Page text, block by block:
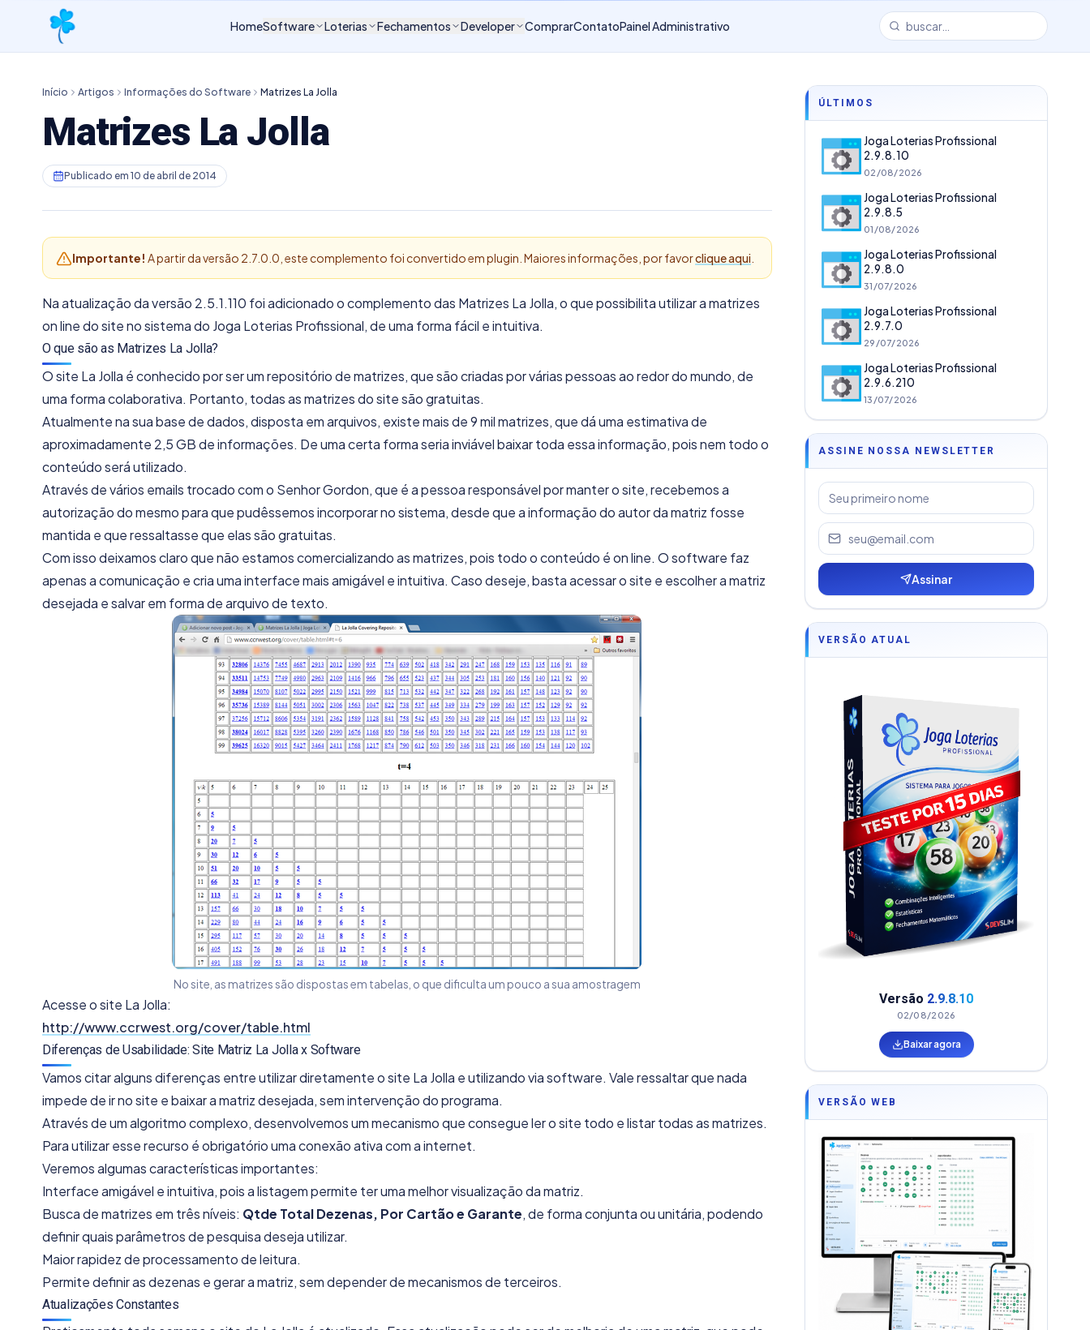
HomeSoftware Loterias Fechamentos Developer ComprarContatoPainel Administrativo
Início Artigos Informações do Software Matrizes La Jolla
Matrizes La Jolla
Publicado em 10 de abril de 2014
Importante! A partir da versão 2.7.0.0, este complemento foi convertido em plugin. Maiores informações, por favorclique aqui
Na atualização da versão 2.5.1.110 foi adicionado o complemento das Matrizes La Jolla, o que possibilita utilizar a matrizes
on line do site no sistema do Joga Loterias Profissional, de uma forma fácil e intuitiva.
O que são as Matrizes La Jolla?
O site La Jolla é conhecido por ser um repositório de matrizes, que são criadas por várias pessoas ao redor do mundo, de
uma forma colaborativa. Portanto, todas as matrizes do site são gratuitas.
Atualmente na sua base de dados, disposta em arquivos, existe mais de 9 mil matrizes, que dá uma estimativa de
aproximadamente 2,5 GB de informações. De uma certa forma seria inviável baixar toda essa informação, pois nem todo o
conteúdo será utilizado.
Através de vários emails trocado com o Senhor Gordon, que é a pessoa responsável por manter o site, recebemos a
autorização do mesmo para que pudêssemos incorporar no sistema, desde que a informação do autor da matriz fosse
mantida e que ressaltasse que elas são gratuitas.
Com isso deixamos claro que não estamos comercializando as matrizes, pois todo o conteúdo é on line. O software faz
apenas a comunicação e cria uma interface mais amigável e intuitiva. Caso deseje, basta acessar o site e escolher a matriz
desejada e salvar em forma de arquivo de texto.
No site, as matrizes são dispostas em tabelas, o que dificulta um pouco a sua amostragem
Acesse o site La Jolla:
http://www.ccrwest.org/cover/table.html
Diferenças de Usabilidade: Site Matriz La Jolla x Software
Vamos citar alguns diferenças entre utilizar diretamente o site La Jolla e utilizando via software. Vale ressaltar que nada
impede de ir no site e baixar a matriz desejada, sem intervenção do programa.
Através de um algoritmo complexo, desenvolvemos um mecanismo que consegue ler o site todo e listar todas as matrizes.
Para utilizar esse recurso é obrigatório uma conexão ativa com a internet.
Veremos algumas características importantes:
Interface amigável e intuitiva, pois a listagem permite ter uma melhor visualização da matriz.
Busca de matrizes em três níveis: Qtde Total Dezenas, Por Cartão e Garante, de forma conjunta ou unitária, podendo
definir quais parâmetros de pesquisa deseja utilizar.
Maior rapidez de processamento de leitura.
Permite definir as dezenas e gerar a matriz, sem depender de mecanismos de terceiros.
Atualizações Constantes
ÚLTIMOS
Joga Loterias Profissional
2.9.8.10
02/08/2026
Joga Loterias Profissional
2.9.8.5
01/08/2026
Joga Loterias Profissional
2.9.8.0
31/07/2026
Joga Loterias Profissional
2.9.7.0
29/07/2026
Joga Loterias Profissional
2.9.6.210
13/07/2026
ASSINE NOSSA NEWSLETTER
Assinar
VERSÃO ATUAL
Versão 2.9.8.10
02/08/2026
Baixar agora
VERSÃO WEB